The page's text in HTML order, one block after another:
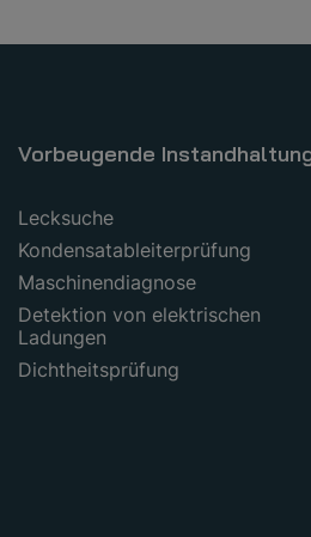
Vorbeugende
Lecksuche
Kondensatableiterprüfung
Maschinendiagnose
Detektion von elektrischen
Ladungen
Dichtheitsprüfung